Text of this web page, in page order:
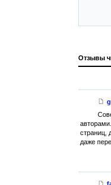
Отзывы
страниц,
даже